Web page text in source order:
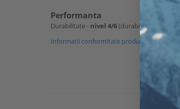
Performanta
Durabilitate - nivel 4/6(durabil - materialul
Informatii conformitate produs